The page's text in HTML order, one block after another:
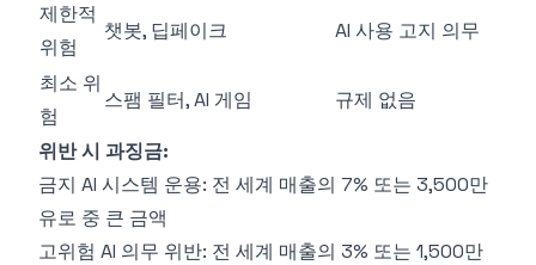
제한적
위험
챗봇, 딥페이크 AI 사용 고지 의무
최소 위
험
스팸 필터, AI 게임 규제 없음
위반 시 과징금:
금지 AI 시스템 운용: 전 세계 매출의 7% 또는 3,500만
유로 중 큰 금액
고위험 AI 의무 위반: 전 세계 매출의 3% 또는 1,500만